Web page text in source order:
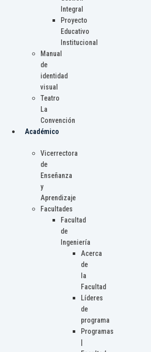
Integral
Proyecto
Educativo
Institucional
Manual
de
identidad
visual
Teatro
La
Convención
Académico
Vicerrectora
de
Enseñanza
y
Aprendizaje
Facultades
Facultad
de
Ingeniería
Acerca
de
la
Facultad
Líderes
de
programa
Programas